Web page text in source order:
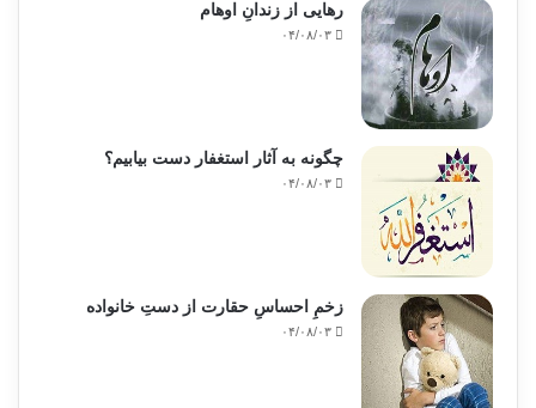
رهایی از زندانِ اوهام
۰۴/۰۸/۰۳
چگونه به آثار استغفار دست بیابیم؟
۰۴/۰۸/۰۳
زخمِ احساسِ حقارت از دستِ خانواده
۰۴/۰۸/۰۳